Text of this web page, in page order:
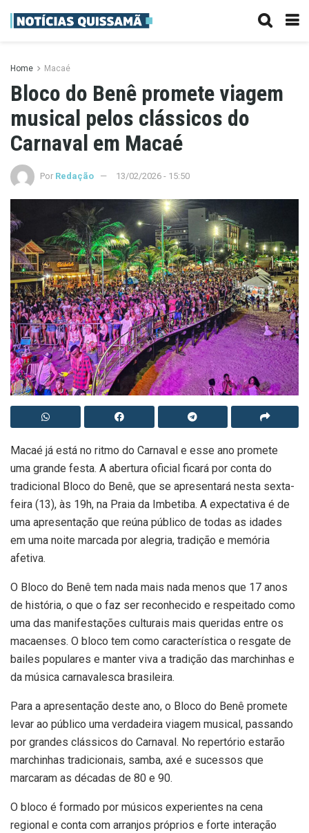
Home Macaé
Bloco do Benê promete viagem
musical pelos clássicos do
Carnaval em Macaé
Por Redação 13/02/2026 - 15:50
Macaé já está no ritmo do Carnaval e esse ano promete
uma grande festa. A abertura oficial ficará por conta do
tradicional Bloco do Benê, que se apresentará nesta sexta-
feira (13), às 19h, na Praia da Imbetiba. A expectativa é de
uma apresentação que reúna público de todas as idades
em uma noite marcada por alegria, tradição e memória
afetiva.
O Bloco do Benê tem nada mais nada menos que 17 anos
de história, o que o faz ser reconhecido e respeitado como
uma das manifestações culturais mais queridas entre os
macaenses. O bloco tem como característica o resgate de
bailes populares e manter viva a tradição das marchinhas e
da música carnavalesca brasileira.
Para a apresentação deste ano, o Bloco do Benê promete
levar ao público uma verdadeira viagem musical, passando
por grandes clássicos do Carnaval. No repertório estarão
marchinhas tradicionais, samba, axé e sucessos que
marcaram as décadas de 80 e 90.
O bloco é formado por músicos experientes na cena
regional e conta com arranjos próprios e forte interação